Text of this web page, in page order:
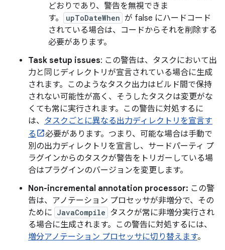
どおりであり、警告を無視できま
す。
upToDateWhen が false にハードコード
されている場合は、コードからそれを削除する
必要があります。
Task setup issues: この警告は、タスクにおいて出
力と同じディレクトリが宣言されている場合に生成
されます。このようなタスク出力はビルド間で保持
されない可能性が高く、そうしたタスクは変更がな
くても常に実行されます。この警告に対処するに
は、 タスクごとに異なる出力ディレクトリを宣言す
る
必要があります。つまり、可能な場合は手動で
別の出力ディレクトリを宣言し、サードパーティ プ
ラグインからのタスクが警告をトリガーしている場
合はプラグインのバージョンを変更します。
Non-incremental annotation processor: この警
告は、アノテーション プロセッサが非増分で、その
ために JavaCompile タスクが常に非増分実行され
る場合に生成されます。この警告に対処するには、
増分アノテーション プロセッサに切り替えます。